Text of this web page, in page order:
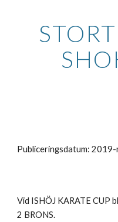
Publiceringsdatum:
Vid ISHÖJ KARATE CUP
2 BRONS.